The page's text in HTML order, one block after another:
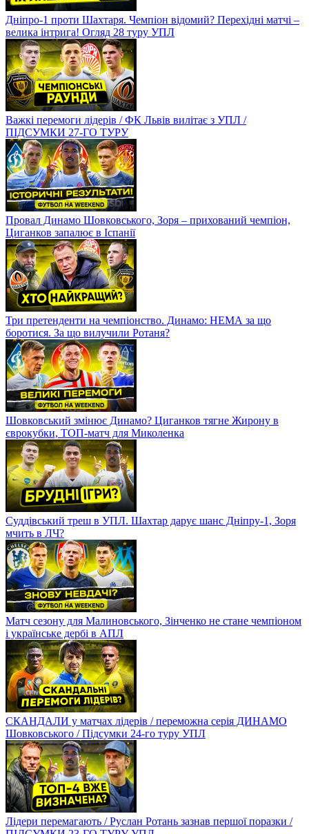
Дніпро-1 проти Шахтаря. Чемпіон відомий? Перехідні матчі –
велика інтрига! Огляд 28 туру УПЛ
Важкі перемоги лідерів / ФК Львів вилітає з УПЛ /
ПІДСУМКИ 27-ГО ТУРУ
Провал Динамо Шовковського, Зоря – прихований чемпіон,
Циганков запалює в Іспанії
Три претенденти на чемпіонство. Динамо: НЕМА за що
боротися. За що вилучили Ротаня?
Шовковський змінює Динамо? Циганков тягне Жирону в
єврокубки, ТОП-матч для Миколенка
Суддівський треш в УПЛ. Шахтар дарує шанс Дніпру-1, Зоря
мчить в ЛЧ?
Матч сезону для Малиновського, Зінченко не стане чемпіоном
і українське дербі в АПЛ
СКАНДАЛИ у матчах лідерів / переможна серія ДИНАМО
Шовковського / Підсумки 24-го туру УПЛ
Лідери перемагають / Руслан Ротань зазнав першої поразки /